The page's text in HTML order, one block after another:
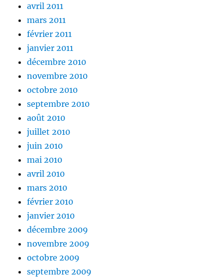
avril 2011
mars 2011
février 2011
janvier 2011
décembre 2010
novembre 2010
octobre 2010
septembre 2010
août 2010
juillet 2010
juin 2010
mai 2010
avril 2010
mars 2010
février 2010
janvier 2010
décembre 2009
novembre 2009
octobre 2009
septembre 2009